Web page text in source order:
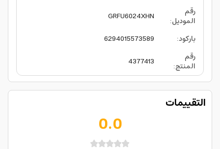
رقم
الموديل:
GRFU6024XHN
باركود:
6294015573589
رقم
المنتج:
4377413
التقييمات
0.0